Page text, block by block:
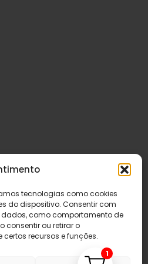
tecnologias como cookies
do dispositivo. Consentir com
como comportamento de
consentir ou retirar o
recursos e funções.
1